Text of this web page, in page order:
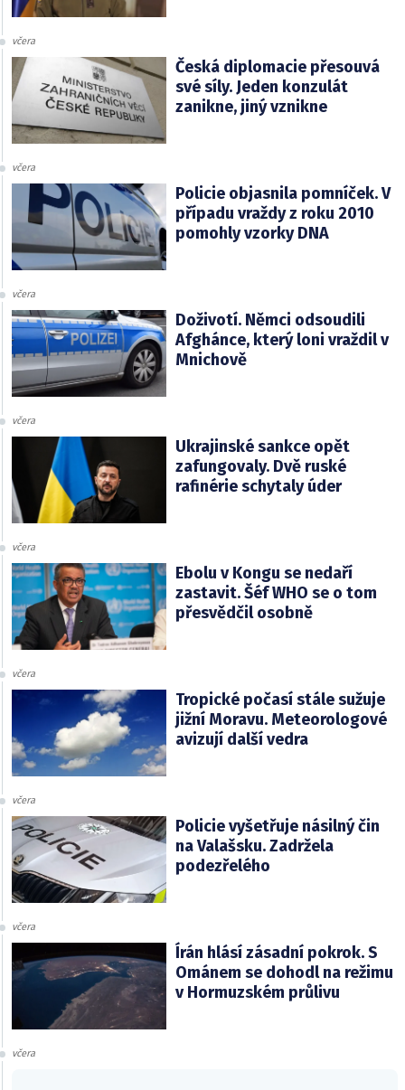
včera
Česká diplomacie přesouvá
své síly. Jeden konzulát
zanikne, jiný vznikne
včera
Policie objasnila pomníček. V
případu vraždy z roku 2010
pomohly vzorky DNA
včera
Doživotí. Němci odsoudili
Afghánce, který loni vraždil v
Mnichově
včera
Ukrajinské sankce opět
zafungovaly. Dvě ruské
rafinérie schytaly úder
včera
Ebolu v Kongu se nedaří
zastavit. Šéf WHO se o tom
přesvědčil osobně
včera
Tropické počasí stále sužuje
jižní Moravu. Meteorologové
avizují další vedra
včera
Policie vyšetřuje násilný čin
na Valašsku. Zadržela
podezřelého
včera
Írán hlásí zásadní pokrok. S
Ománem se dohodl na režimu
v Hormuzském průlivu
včera